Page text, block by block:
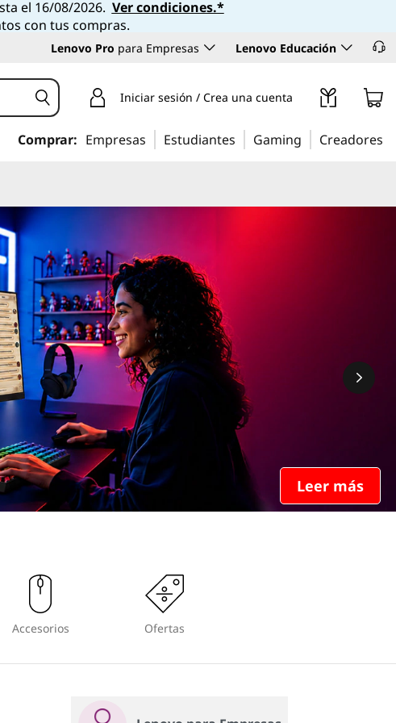
el 16/08/2026. Ver condiciones.*
con tus compras.
Lenovo Pro para Empresas Lenovo Educación
Iniciar sesión / Crea una cuenta
Comprar: Empresas Estudiantes Gaming Creadores
Leer más
Accesorios Ofertas